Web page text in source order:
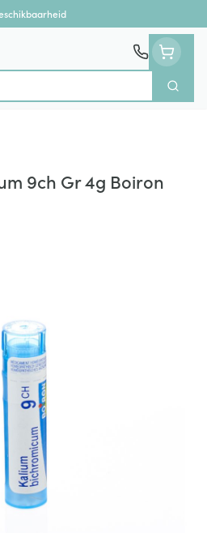
Zoek
9ch Gr 4g Boiron